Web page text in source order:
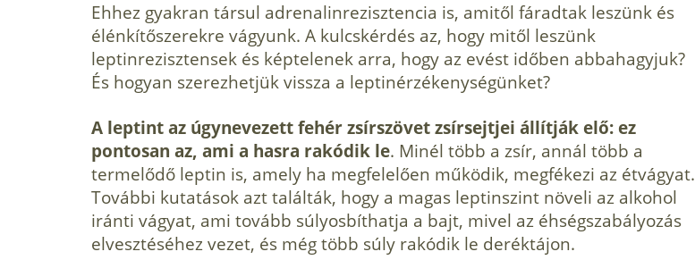
Ehhez gyakran társul adrenalinrezisztencia is, amitől fáradtak leszünk és
élénkítőszerekre vágyunk. A kulcskérdés az, hogy mitől leszünk
leptinrezisztensek és képtelenek arra, hogy az evést időben abbahagyjuk?
És hogyan szerezhetjük vissza a leptinérzékenységünket?
A leptint az úgynevezett fehér zsírszövet zsírsejtjei állítják elő: ez
pontosan az, ami a hasra rakódik le. Minél több a zsír, annál több a
termelődő leptin is, amely ha megfelelően működik, megfékezi az étvágyat.
További kutatások azt találták, hogy a magas leptinszint növeli az alkohol
iránti vágyat, ami tovább súlyosbíthatja a bajt, mivel az éhségszabályozás
elvesztéséhez vezet, és még több súly rakódik le deréktájon.